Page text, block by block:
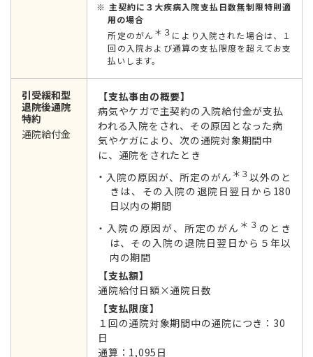
主契約に３大疾病入院支払日数無制限特則適
用の場合
所定のがん ＊３ により入院された場合は、１
回の入院および通算の支払限度を超えてお支
払いします。
引受緩和型
退院後通院
特約
通院給付金
【支払事由の概要】
病気やケガで主契約の入院給付金が支払
われる入院をされ、その原因となった病
気やケガにより、次の通院対象期間中
に、通院をされたとき
入院の原因が、所定のがん ＊３以外のと
きは、その入院の退院日翌日から180
日以内の期間
入院の原因が、所定のがん ＊３ のとき
は、その入院の退院日翌日から５年以
内の期間
【支払額】
通院給付日額×通院日数
【支払限度】
１回の通院対象期間中の通院につき：30
日
通算：1,095日